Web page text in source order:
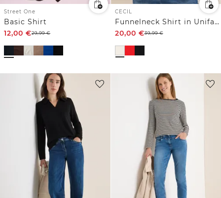
Street One
Basic Shirt
12,00 €29,99€
CECIL
Funnelneck Shirt in Unifarbe
20,00 €39,99€